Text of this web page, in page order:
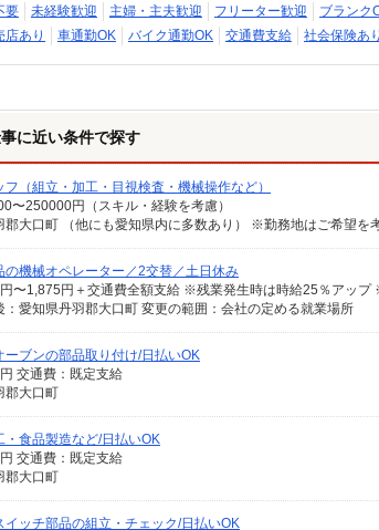
要
未経験歓迎 主婦・主夫歓迎 フリーター歓迎 ブランク
店あり
車通勤OK バイク通勤OK 交通費支給 社会保険あり
に近い条件で探す
フ（組立・加工・目視検査・機械操作など）
〜250000円（スキル・経験を考慮）
の機械オペレーター／2交替／土日休み
：愛知県丹羽郡大口町 変更の範囲：会社の定める就業場所
ーブンの部品取り付け/日払いOK
交通費：既定支給
郡大口町
・食品製造など/日払いOK
交通費：既定支給
郡大口町
イッチ部品の組立・チェック/日払いOK